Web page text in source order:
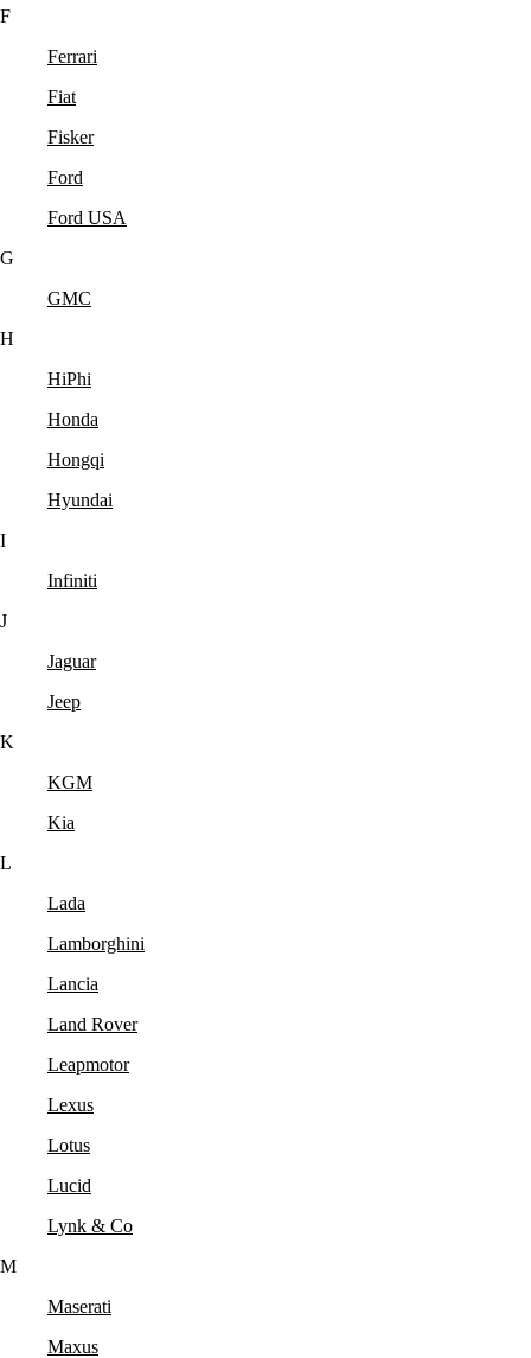
F
Ferrari
Fiat
Fisker
Ford
Ford USA
G
GMC
H
HiPhi
Honda
Hongqi
Hyundai
I
Infiniti
J
Jaguar
Jeep
K
KGM
Kia
L
Lada
Lamborghini
Lancia
Land Rover
Leapmotor
Lexus
Lotus
Lucid
Lynk & Co
M
Maserati
Maxus